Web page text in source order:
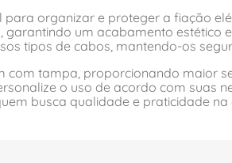
organizar e proteger a fiação
garantindo um acabamento
tipos de cabos, mantendo-os
com tampa, proporcionando maior
o uso de acordo com suas
busca qualidade e praticidade